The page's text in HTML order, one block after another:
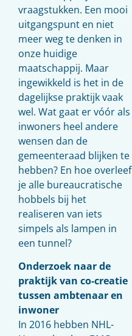
vraagstukken. Een mooi
uitgangspunt en niet
meer weg te denken in
onze huidige
maatschappij. Maar
ingewikkeld is het in de
dagelijkse praktijk vaak
wel. Wat gaat er vóór als
inwoners heel andere
wensen dan de
gemeenteraad blijken te
hebben? En hoe overleef
je alle bureaucratische
hobbels bij het
realiseren van iets
simpels als lampen in
een tunnel?
Onderzoek naar de
praktijk van co-creatie
tussen ambtenaar en
inwoner
In 2016 hebben NHL-